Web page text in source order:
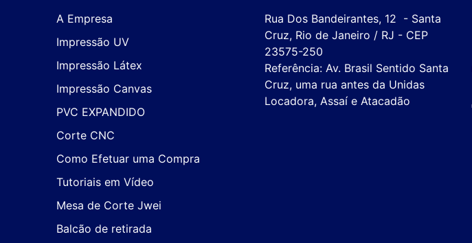
A Empresa
Impressão UV
Impressão Látex
Impressão Canvas
PVC EXPANDIDO
Corte CNC
Como Efetuar uma Compra
Tutoriais em Vídeo
Mesa de Corte Jwei
Balcão de retirada
Rua Dos Bandeirantes, 12  - Santa
Cruz, Rio de Janeiro / RJ - CEP
23575-250
Referência: Av. Brasil Sentido Santa
Cruz, uma rua antes da Unidas
Locadora, Assaí e Atacadão